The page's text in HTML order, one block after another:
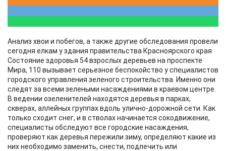
​​Анализ хвои и побегов, а также другие обследования провели
сегодня елкам у здания правительства Красноярского края
Состояние здоровья 54 взрослых деревьев на проспекте
Мира, 110 вызывает серьезное беспокойство у специалистов
городского управления зеленого строительства. Именно они
следят за всеми зелеными насаждениями в краевом центре.
В ведении озеленителей находятся деревья в парках,
скверах, аллейных группах вдоль улично-дорожной сети. Как
только сходит снег, и в стволах начинается сокодвижение,
специалисты обследуют все городские насаждения,
проверяют как деревья пережили зиму, определяют какие из
них необходимо заменить, снести, подлечить или